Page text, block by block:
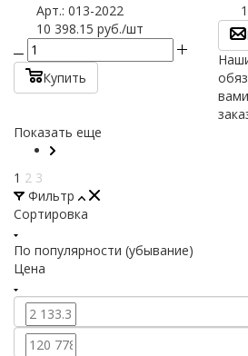
Арт.: 013-2022
10 398.15 руб./шт
Купить
Показать еще
1 2 3
Фильтр
Сортировка
По популярности (убывание)
Цена